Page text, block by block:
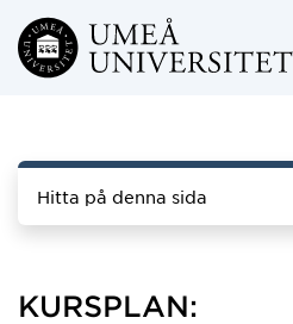
Hoppa direkt till innehållet
Hitta på denna sida
KURSPLAN: